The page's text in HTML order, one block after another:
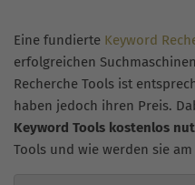
Eine fundierte Keyword
erfolgreichen
Recherche Tools ist
haben jedoch ihren Preis.
Keyword Tools kostenlos
Tools und wie werden sie